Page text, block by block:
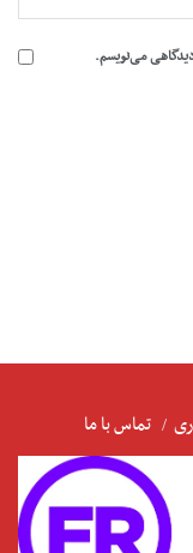
می‌نویسم.
تماس با ما